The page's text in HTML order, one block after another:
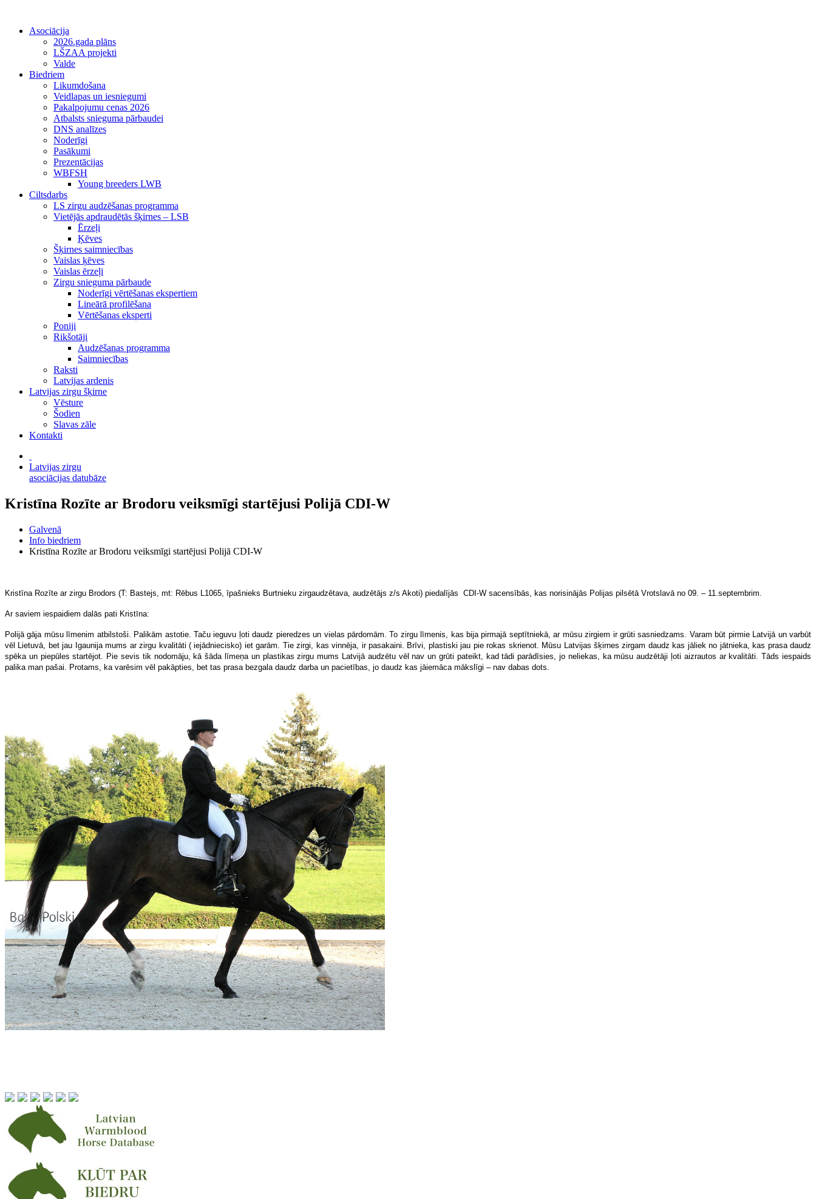
Asociācija
2026.gada plāns
LŠZAA projekti
Valde
Biedriem
Likumdošana
Veidlapas un iesniegumi
Pakalpojumu cenas 2026
Atbalsts snieguma pārbaudei
DNS analīzes
Noderīgi
Pasākumi
Prezentācijas
WBFSH
Young breeders LWB
Ciltsdarbs
LS zirgu audzēšanas programma
Vietējās apdraudētās šķirnes – LSB
Ērzeļi
Ķēves
Šķirnes saimniecības
Vaislas ķēves
Vaislas ērzeļi
Zirgu snieguma pārbaude
Noderīgi vērtēšanas ekspertiem
Lineārā profilēšana
Vērtēšanas eksperti
Poniji
Rikšotāji
Audzēšanas programma
Saimniecības
Raksti
Latvijas ardenis
Latvijas zirgu šķirne
Vēsture
Šodien
Slavas zāle
Kontakti
Latvijas zirgu
asociācijas datubāze
Kristīna Rozīte ar Brodoru veiksmīgi startējusi Polijā CDI-W
Galvenā
Info biedriem
Kristīna Rozīte ar Brodoru veiksmīgi startējusi Polijā CDI-W
Kristīna Rozīte ar zirgu Brodors (T: Bastejs, mt: Rēbus L1065, īpašnieks Burtnieku zirgaudzētava, audzētājs z/s Akoti) piedalījās CDI-W sacensībās, kas norisinājās Polijas pilsētā Vrotslavā no 09. – 11.septembrim.
Ar saviem iespaidiem dalās pati Kristīna:
Polijā gāja mūsu līmenim atbilstoši. Palikām astotie. Taču ieguvu ļoti daudz pieredzes un vielas pārdomām. To zirgu līmenis, kas bija pirmajā septītniekā, ar mūsu zirgiem ir grūti sasniedzams. Varam būt pirmie Latvijā un varbūt
vēl Lietuvā, bet jau Igaunija mums ar zirgu kvalitāti ( iejādniecisko) iet garām. Tie zirgi, kas vinnēja, ir pasakaini. Brīvi, plastiski jau pie rokas skrienot. Mūsu Latvijas šķirnes zirgam daudz kas jāliek no jātnieka, kas prasa daudz
spēka un piepūles startējot. Pie sevis tik nodomāju, kā šāda līmeņa un plastikas zirgu mums Latvijā audzētu vēl nav un grūti pateikt, kad tādi parādīsies, jo neliekas, ka mūsu audzētāji ļoti aizrautos ar kvalitāti. Tāds iespaids
palika man pašai. Protams, ka varēsim vēl pakāpties, bet tas prasa bezgala daudz darba un pacietības, jo daudz kas jāiemāca mākslīgi – nav dabas dots.